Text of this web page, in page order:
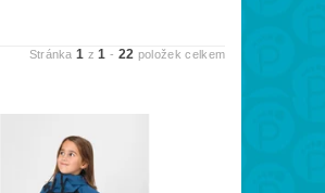
Stránka1 z1 - 22 položek celkem